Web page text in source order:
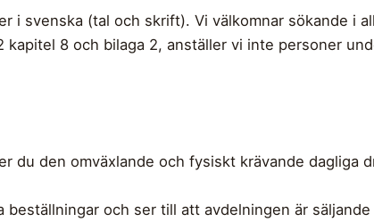
i svenska (tal och skrift). Vi välkomnar sökande i
8 och bilaga 2, anställer vi inte personer
du den omväxlande och fysiskt krävande dagliga
beställningar och ser till att avdelningen är